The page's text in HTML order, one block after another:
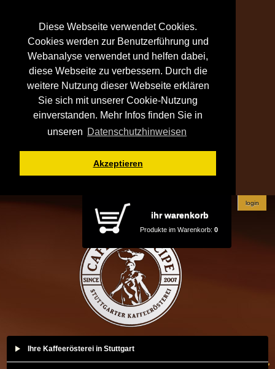
Diese Webseite verwendet Cookies.
Cookies werden zur Benutzerführung und
Webanalyse verwendet und helfen dabei,
diese Webseite zu verbessern. Durch die
weitere Nutzung dieser Webseite erklären
Sie sich mit unserer Cookie-Nutzung
einverstanden. Mehr Infos finden Sie in
unseren Datenschutzhinweisen
Akzeptieren
ihr warenkorb
Produkte im Warenkorb: 0
login
Ihre Kaffeerösterei in Stuttgart